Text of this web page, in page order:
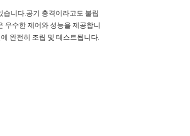
니다.공기 충격이라고도 불립
우수한 제어와 성능을 제공합니
완전히 조립 및 테스트됩니다.